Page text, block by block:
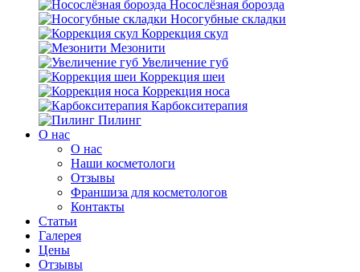
Носослёзная борозда
Носогубные складки
Коррекция скул
Мезонити
Увеличение губ
Коррекция шеи
Коррекция носа
Карбокситерапия
Пилинг
O нас
O нас
Наши косметологи
Отзывы
Франшиза для косметологов
Контакты
Статьи
Галерея
Цены
Отзывы